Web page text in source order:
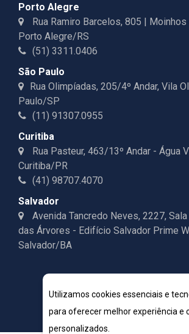
Porto Alegre
Rua Ramiro Barcelos, 805 |
Porto Alegre/RS
(51) 3311.0406
São Paulo
Rua Olimpíadas, 205/4º Andar, Vila
Paulo/SP
(11) 91307.0955
Curitiba
Rua Pasteur, 463/13º Andar - Água
Curitiba/PR
(41) 98707.4070
Salvador
Avenida Tancredo Neves, 2227,
das Árvores - Edifício Salvador Prime
Salvador/BA
Utilizamos cookies essenciais e
para oferecer melhor experiência e
personalizados.